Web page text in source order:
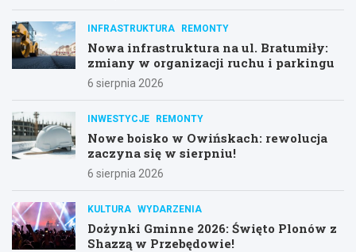
INFRASTRUKTURA REMONTY
Nowa infrastruktura na ul. Bratumiły:
zmiany w organizacji ruchu i parkingu
6 sierpnia 2026
INWESTYCJE REMONTY
Nowe boisko w Owińskach: rewolucja
zaczyna się w sierpniu!
6 sierpnia 2026
KULTURA WYDARZENIA
Dożynki Gminne 2026: Święto Plonów z
Shazzą w Przebędowie!